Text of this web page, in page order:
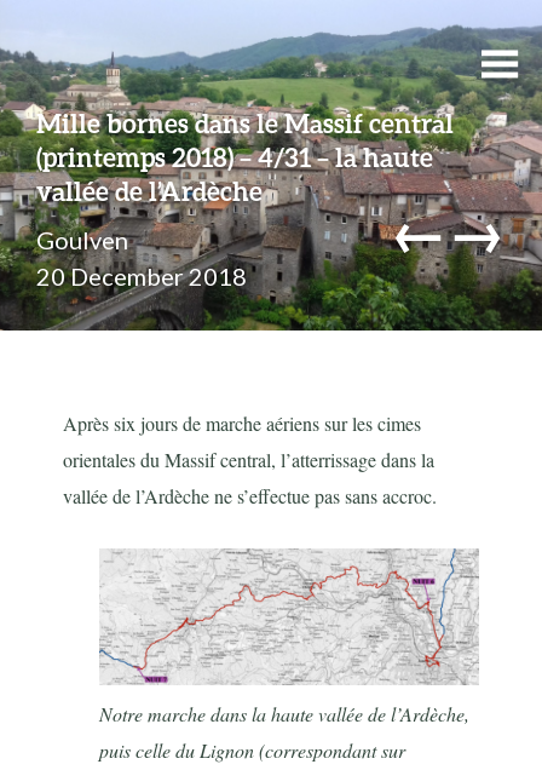
Mille bornes dans le Massif central
(printemps 2018) – 4/31 – la haute
vallée de l’Ardèche
Goulven
20 December 2018
←→
Après six jours de marche aériens sur les cimes
orientales du Massif central, l’atterrissage dans la
vallée de l’Ardèche ne s’effectue pas sans accroc.
Notre marche dans la haute vallée de l’Ardèche,
puis celle du Lignon (correspondant sur